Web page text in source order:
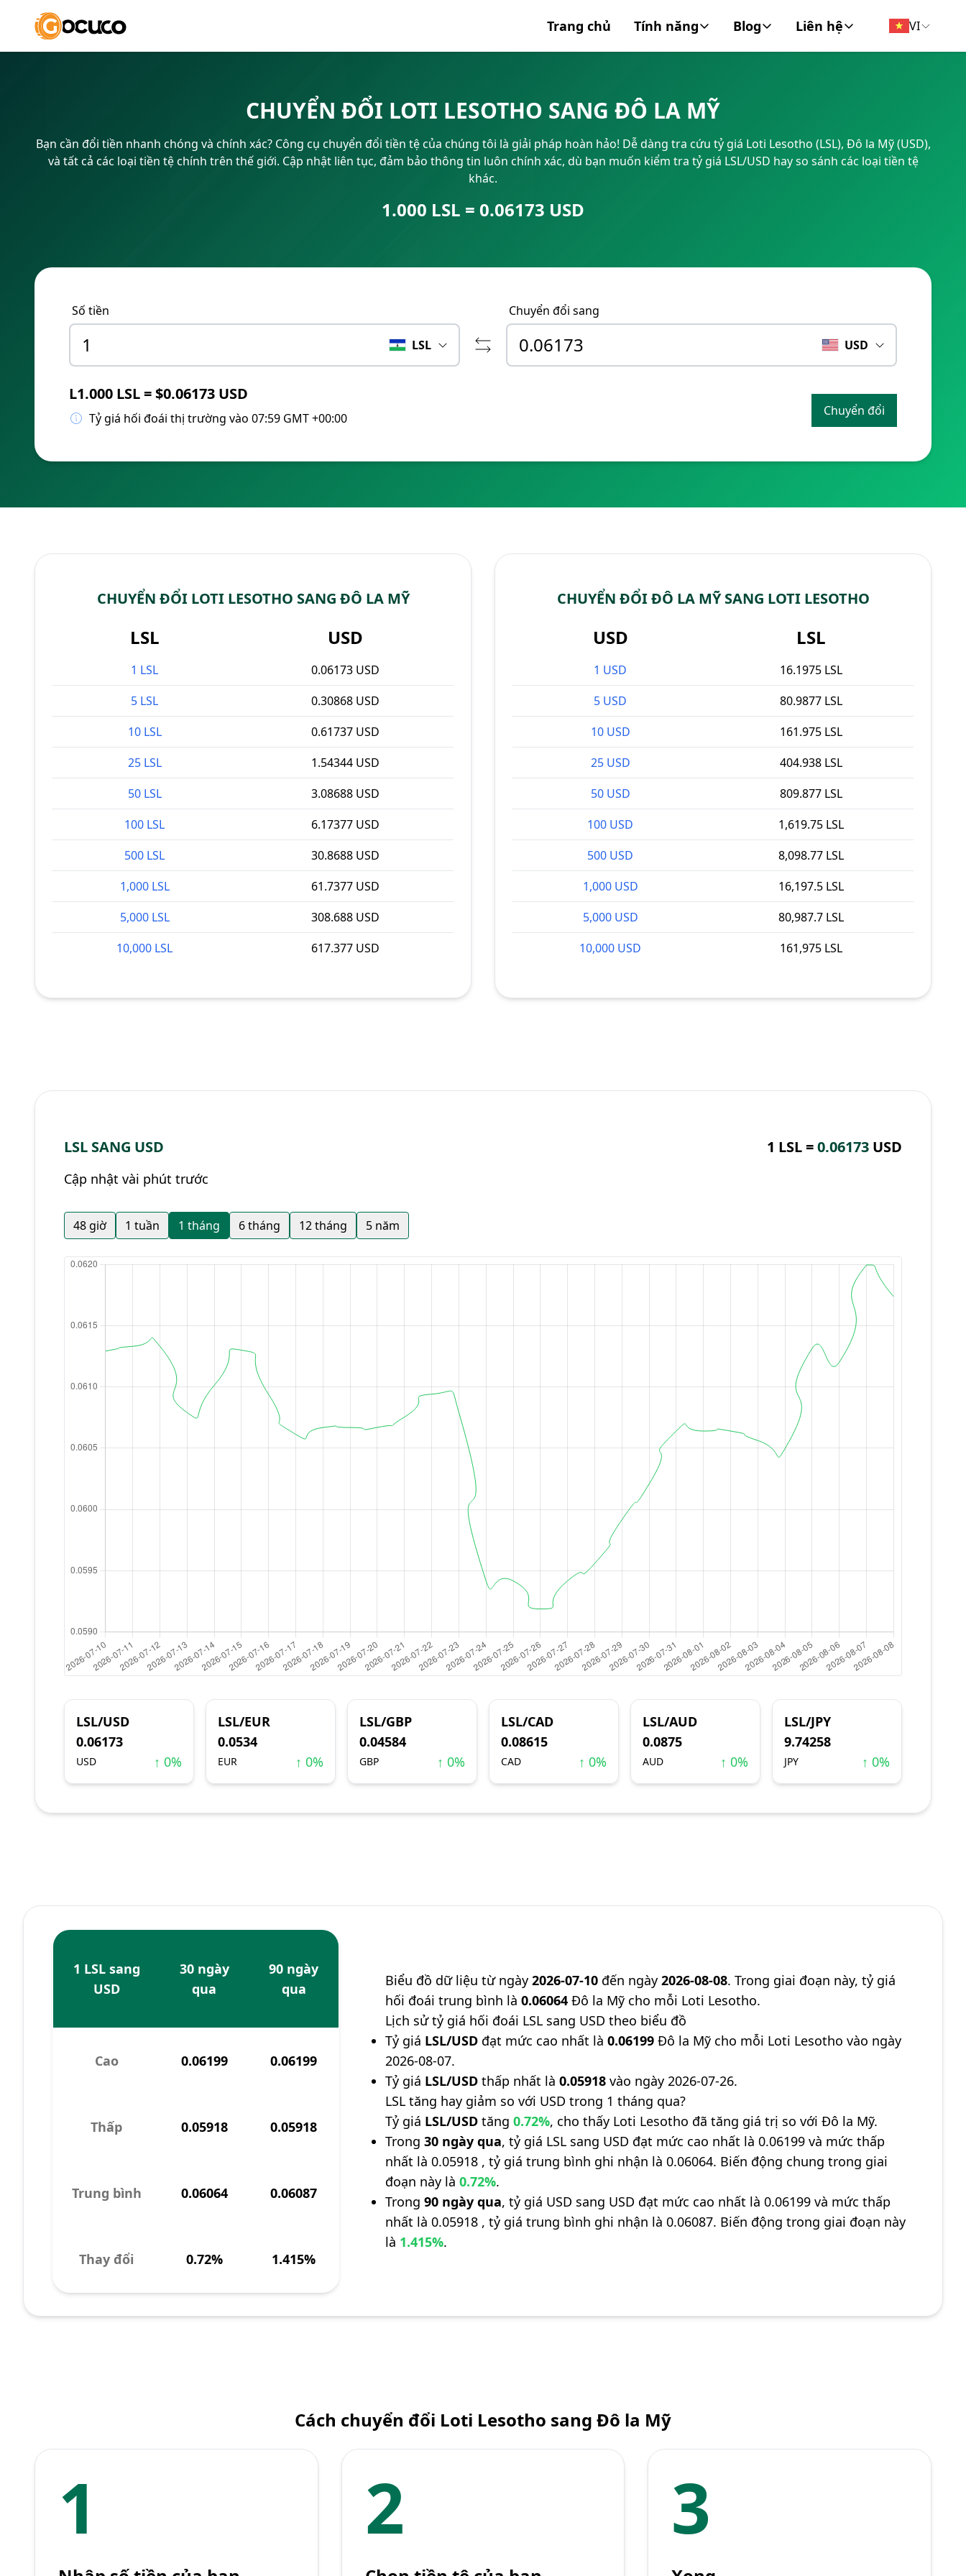
Trang chủ Tính năng
Mã SWIFT/BIC
IBAN
Blog
Tài chính cá nhân
Doanh Nghiệp
Liên hệ VI
CHUYỂN ĐỔI LOTI LESOTHO SANG ĐÔ LA MỸ
Bạn cần đổi tiền nhanh chóng và chính xác? Công cụ chuyển đổi tiền tệ của chúng tôi là giải pháp hoàn hảo! Dễ dàng tra cứu tỷ giá Loti Lesotho (LSL), Đô la Mỹ (USD),
và tất cả các loại tiền tệ chính trên thế giới. Cập nhật liên tục, đảm bảo thông tin luôn chính xác, dù bạn muốn kiểm tra tỷ giá LSL/USD hay so sánh các loại tiền tệ
khác.
1.000 LSL = 0.06173 USD
Số tiền
LSL
Chuyển đổi sang
USD
L1.000 LSL = $0.06173 USD
Tỷ giá hối đoái thị trường vào 07:59 GMT +00:00 Chuyển đổi
CHUYỂN ĐỔI LOTI LESOTHO SANG ĐÔ LA MỸ
LSL USD
1 LSL
0.06173 USD
5 LSL
0.30868 USD
10 LSL
0.61737 USD
25 LSL
1.54344 USD
50 LSL
3.08688 USD
100 LSL
6.17377 USD
500 LSL
30.8688 USD
1,000 LSL
61.7377 USD
5,000 LSL
308.688 USD
10,000 LSL
617.377 USD
CHUYỂN ĐỔI ĐÔ LA MỸ SANG LOTI LESOTHO
USD LSL
1 USD
16.1975 LSL
5 USD
80.9877 LSL
10 USD
161.975 LSL
25 USD
404.938 LSL
50 USD
809.877 LSL
100 USD
1,619.75 LSL
500 USD
8,098.77 LSL
1,000 USD
16,197.5 LSL
5,000 USD
80,987.7 LSL
10,000 USD
161,975 LSL
LSL SANG USD 1 LSL =0.06173 USD
Cập nhật vài phút trước
48 giờ 1 tuần 1 tháng 6 tháng 12 tháng 5 năm
LSL/USD
0.06173
USD ↑ 0%
LSL/EUR
0.0534
EUR ↑ 0%
LSL/GBP
0.04584
GBP ↑ 0%
LSL/CAD
0.08615
CAD ↑ 0%
LSL/AUD
0.0875
AUD ↑ 0%
LSL/JPY
9.74258
JPY ↑ 0%
1 LSL sang
USD
30 ngày
qua
90 ngày
qua
Cao 0.06199 0.06199
Thấp 0.05918 0.05918
Trung bình 0.06064 0.06087
Thay đổi 0.72% 1.415%
Biểu đồ dữ liệu từ ngày2026-07-10 đến ngày2026-08-08. Trong giai đoạn này, tỷ giá
hối đoái trung bình là0.06064 Đô la Mỹ cho mỗi Loti Lesotho.
Lịch sử tỷ giá hối đoái LSL sang USD theo biểu đồ
Tỷ giá LSL/USD đạt mức cao nhất là0.06199 Đô la Mỹ cho mỗi Loti Lesotho vào ngày
2026-08-07.
Tỷ giá LSL/USD thấp nhất là0.05918 vào ngày 2026-07-26.
LSL tăng hay giảm so với USD trong 1 tháng qua?
Tỷ giá LSL/USD tăng0.72%, cho thấy Loti Lesotho đã tăng giá trị so với Đô la Mỹ.
Trong30 ngày qua, tỷ giá LSL sang USD đạt mức cao nhất là 0.06199 và mức thấp
nhất là 0.05918 , tỷ giá trung bình ghi nhận là 0.06064. Biến động chung trong giai
đoạn này là0.72%.
Trong90 ngày qua, tỷ giá USD sang USD đạt mức cao nhất là 0.06199 và mức thấp
nhất là 0.05918 , tỷ giá trung bình ghi nhận là 0.06087. Biến động trong giai đoạn này
là 1.415%.
Cách chuyển đổi Loti Lesotho sang Đô la Mỹ
1 2 3